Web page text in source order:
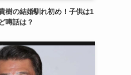
樹の結婚馴れ初め！子供は1
噂話は？